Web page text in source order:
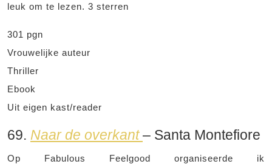
leuk om te lezen. 3 sterren
301 pgn
Vrouwelijke auteur
Thriller
Ebook
Uit eigen kast/reader
69. Naar de overkant – Santa Montefiore
Op Fabulous Feelgood organiseerde ik